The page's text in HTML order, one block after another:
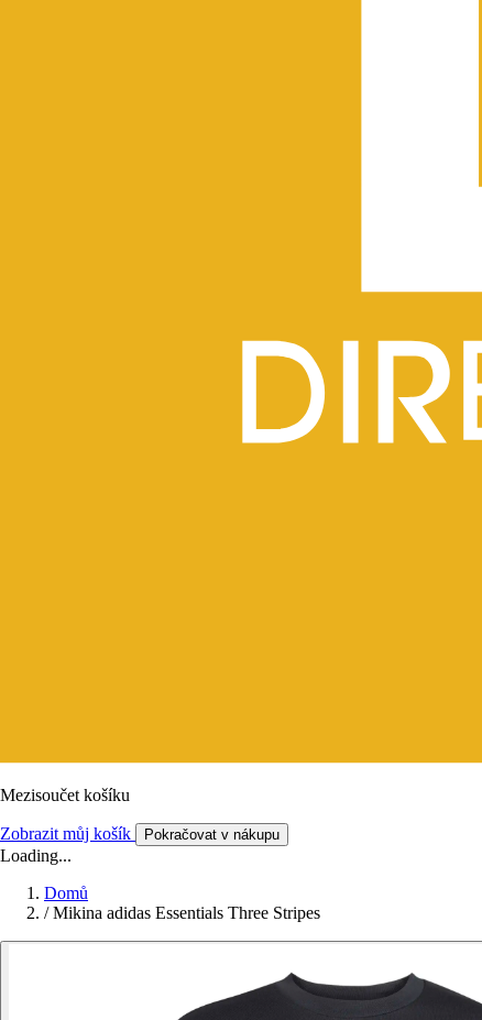
Mezisoučet košíku
Zobrazit můj košík Pokračovat v nákupu
Loading...
Domů
/ Mikina adidas Essentials Three Stripes